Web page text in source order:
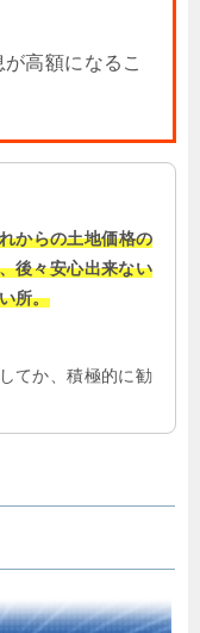
高額になるこ
からの土地価格の
後々安心出来ない
所。
てか、積極的に勧